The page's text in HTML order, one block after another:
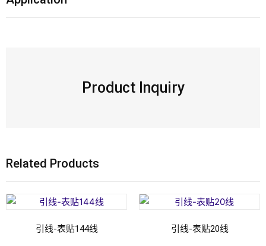
Product Inquiry
Related Products
引线-表贴144线 引线-表贴20线